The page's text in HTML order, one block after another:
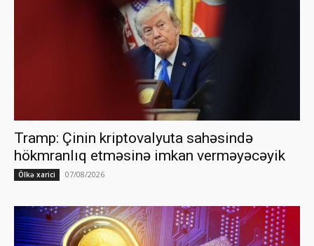
Tramp: Çinin kriptovalyuta sahəsində
hökmranlıq etməsinə imkan verməyəcəyik
Ölkə xarici 07/08/2026